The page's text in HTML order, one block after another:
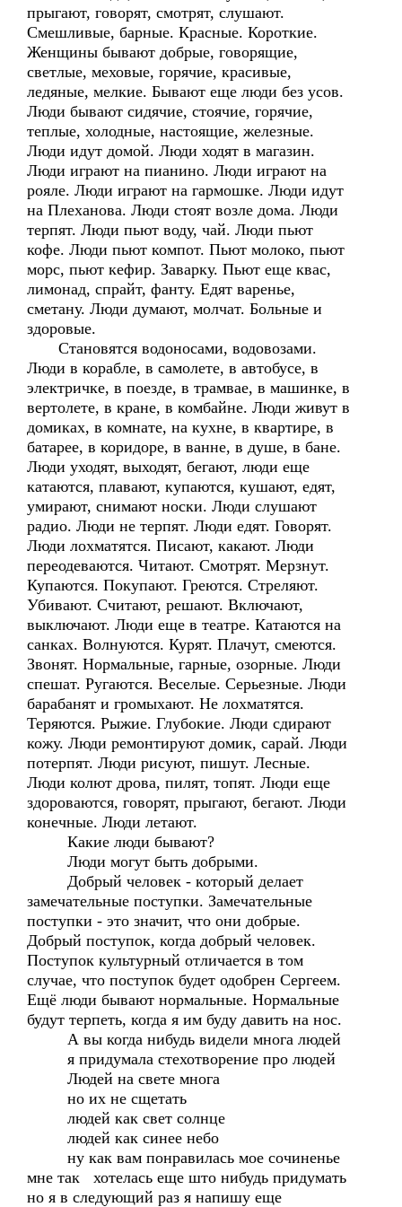
прыгают, говорят, смотрят, слушают.
Смешливые, барные. Красные. Короткие.
Женщины бывают добрые, говорящие,
светлые, меховые, горячие, красивые,
ледяные, мелкие. Бывают еще люди без усов.
Люди бывают сидячие, стоячие, горячие,
теплые, холодные, настоящие, железные.
Люди идут домой. Люди ходят в магазин.
Люди играют на пианино. Люди играют на
рояле. Люди играют на гармошке. Люди идут
на Плеханова. Люди стоят возле дома. Люди
терпят. Люди пьют воду, чай. Люди пьют
кофе. Люди пьют компот. Пьют молоко, пьют
морс, пьют кефир. Заварку. Пьют еще квас,
лимонад, спрайт, фанту. Едят варенье,
сметану. Люди думают, молчат. Больные и
здоровые.
Становятся водоносами, водовозами.
Люди в корабле, в самолете, в автобусе, в
электричке, в поезде, в трамвае, в машинке, в
вертолете, в кране, в комбайне. Люди живут в
домиках, в комнате, на кухне, в квартире, в
батарее, в коридоре, в ванне, в душе, в бане.
Люди уходят, выходят, бегают, люди еще
катаются, плавают, купаются, кушают, едят,
умирают, снимают носки. Люди слушают
радио. Люди не терпят. Люди едят. Говорят.
Люди лохматятся. Писают, какают. Люди
переодеваются. Читают. Смотрят. Мерзнут.
Купаются. Покупают. Греются. Стреляют.
Убивают. Считают, решают. Включают,
выключают. Люди еще в театре. Катаются на
санках. Волнуются. Курят. Плачут, смеются.
Звонят. Нормальные, гарные, озорные. Люди
спешат. Ругаются. Веселые. Серьезные. Люди
барабанят и громыхают. Не лохматятся.
Теряются. Рыжие. Глубокие. Люди сдирают
кожу. Люди ремонтируют домик, сарай. Люди
потерпят. Люди рисуют, пишут. Лесные.
Люди колют дрова, пилят, топят. Люди еще
здороваются, говорят, прыгают, бегают. Люди
конечные. Люди летают.
Какие люди бывают?
Люди могут быть добрыми.
Добрый человек - который делает
замечательные поступки. Замечательные
поступки - это значит, что они добрые.
Добрый поступок, когда добрый человек.
Поступок культурный отличается в том
случае, что поступок будет одобрен Сергеем.
Ещё люди бывают нормальные. Нормальные
будут терпеть, когда я им буду давить на нос.
А вы когда нибудь видели многа людей
я придумала стехотворение про людей
Людей на свете многа
но их не сщетать
людей как свет солнце
людей как синее небо
ну как вам понравилась мое сочиненье
мне так хотелась еще што нибудь придумать
но я в следующий раз я напишу еще